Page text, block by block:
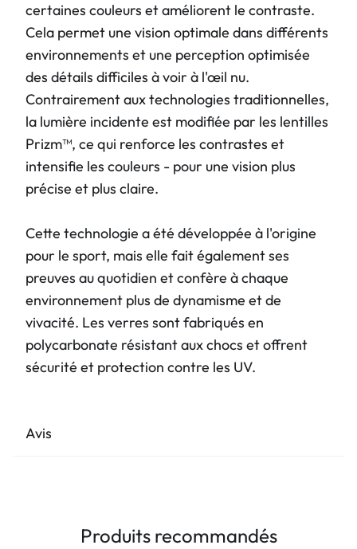
certaines couleurs et améliorent le contraste.
Cela permet une vision optimale dans différents
environnements et une perception optimisée
des détails difficiles à voir à l'œil nu.
Contrairement aux technologies traditionnelles,
la lumière incidente est modifiée par les lentilles
Prizm™, ce qui renforce les contrastes et
intensifie les couleurs - pour une vision plus
précise et plus claire.
Cette technologie a été développée à l'origine
pour le sport, mais elle fait également ses
preuves au quotidien et confère à chaque
environnement plus de dynamisme et de
vivacité. Les verres sont fabriqués en
polycarbonate résistant aux chocs et offrent
sécurité et protection contre les UV.
Avis
Produits recommandés